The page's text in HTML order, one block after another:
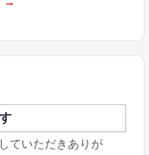
ていただきありが